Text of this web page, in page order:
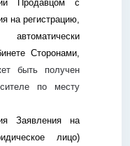
Продавцом с
на регистрацию,
Сторонами,
быть получен
по месту
Заявления на
лицо)